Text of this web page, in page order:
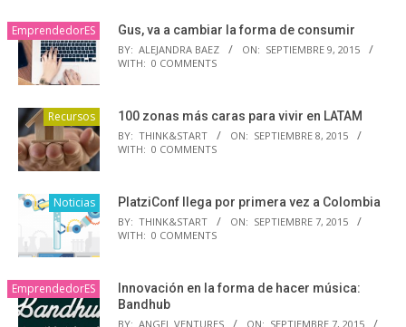
EmprendedorES Gus, va a cambiar la forma de consumir
BY: ALEJANDRA BAEZ ON: SEPTIEMBRE 9, 2015
WITH: 0 COMMENTS
Recursos 100 zonas más caras para vivir en LATAM
BY: THINK&START ON: SEPTIEMBRE 8, 2015
WITH: 0 COMMENTS
Noticias PlatziConf llega por primera vez a Colombia
BY: THINK&START ON: SEPTIEMBRE 7, 2015
WITH: 0 COMMENTS
EmprendedorES
Innovación en la forma de hacer música:
Bandhub
BY: ANGEL VENTURES ON: SEPTIEMBRE 7, 2015